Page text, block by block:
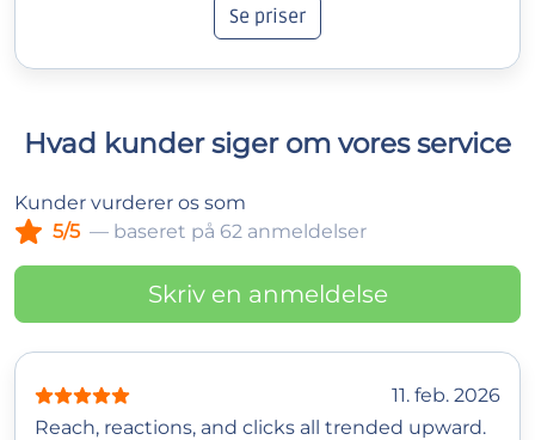
Se priser
Hvad kunder siger om vores service
Kunder vurderer os som
5/5 — baseret på 62 anmeldelser
Skriv en anmeldelse
11. feb. 2026
Reach, reactions, and clicks all trended upward.